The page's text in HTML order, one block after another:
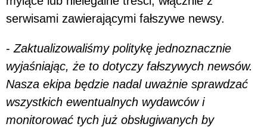
serwisami zawierającymi fałszywe newsy.
- Zaktualizowaliśmy politykę jednoznacznie
wyjaśniając, że to dotyczy fałszywych newsów.
Nasza ekipa będzie nadal uważnie sprawdzać
wszystkich ewentualnych wydawców i
monitorować tych już obsługiwanych by